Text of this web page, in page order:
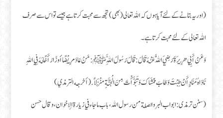
(اور یہ بتانے کے لئے آیا ہوں کہ اللہ تعالی (بھی) تجھ سے محبت کرتا ہے جیسے تو اس سے صرف
اللہ تعالی کے لئے محبت کرتا ہے۔
وَعَنْ أَبِي هُرِيرَةَ رَضِيَ اللَّهُ عَنْهُ قَالَ: قَالَ رَسُولُ اللَّهِ ﷺ : مَنْ عَادَ مَرِيْضًا أو زَارَ أَخًالَهُ فِي اللهِ
نَادَاهُ مُنَادٍ أَنْ طِبْتَ وَطَابَ مَمْشَاكَ وَتَبَوَّأْتَ مِنَ الْجَنَّةِ مَنْزَلاً . (أخرجه الترمذي)
(سنن ترمذی: ابواب البر والصلة من رسول الله، باب ما جاء في زيارة الإخوان، وقال حسن